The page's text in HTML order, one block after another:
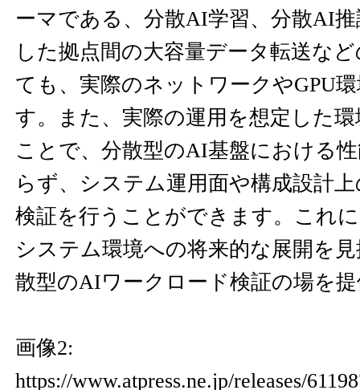
ーマである、分散AI学習、分散AI
した拠点間の大容量データ転送な
ても、実際のネットワークやGPU
す。また、実際の運用を想定した
ことで、分散型のAI基盤における
らず、システム運用面や構成設計
検証を行うことができます。これ
システム環境への将来的な展開を
散型のAIワークロード検証の場を
画像2:
https://www.atpress.ne.jp/releases/